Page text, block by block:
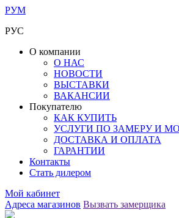
РУМ
РУС
О компании
О НАС
НОВОСТИ
ВЫСТАВКИ
ВАКАНСИИ
Покупателю
КАК КУПИТЬ
УСЛУГИ ПО ЗАМЕРУ И
ДОСТАВКА И ОПЛАТА
ГАРАНТИИ
Контакты
Стать дилером
Мой кабинет
Адреса магазинов Вызвать замерщика